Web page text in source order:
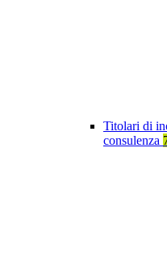
Titolari di
consulenza